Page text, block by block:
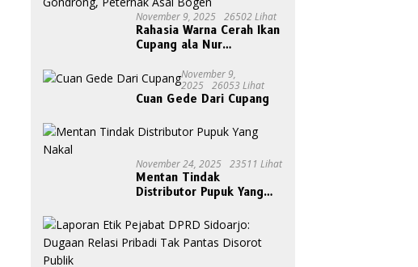
November 9, 2025 26502 Lihat
Rahasia Warna Cerah Ikan
Cupang ala Nur
Bogen
November 9,
2025
26053 Lihat
Cuan Gede Dari Cupang
November 24, 2025 23511 Lihat
Mentan Tindak
Distributor Pupuk Yang